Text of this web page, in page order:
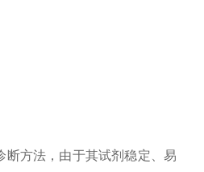
断方法，由于其试剂稳定、易